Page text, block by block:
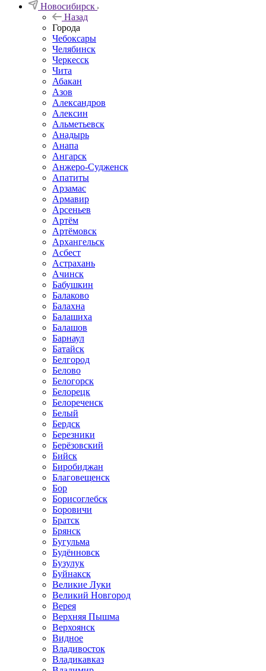
Новосибирск
Назад
Города
Чебоксары
Челябинск
Черкесск
Чита
Абакан
Азов
Александров
Алексин
Альметьевск
Анадырь
Анапа
Ангарск
Анжеро-Судженск
Апатиты
Арзамас
Армавир
Арсеньев
Артём
Артёмовск
Архангельск
Асбест
Астрахань
Ачинск
Бабушкин
Балаково
Балахна
Балашиха
Балашов
Барнаул
Батайск
Белгород
Белово
Белогорск
Белорецк
Белореченск
Белый
Бердск
Березники
Берёзовский
Бийск
Биробиджан
Благовещенск
Бор
Борисоглебск
Боровичи
Братск
Брянск
Бугульма
Будённовск
Бузулук
Буйнакск
Великие Луки
Великий Новгород
Верея
Верхняя Пышма
Верхоянск
Видное
Владивосток
Владикавказ